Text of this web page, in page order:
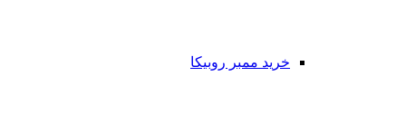
خرید ممبر روبیکا